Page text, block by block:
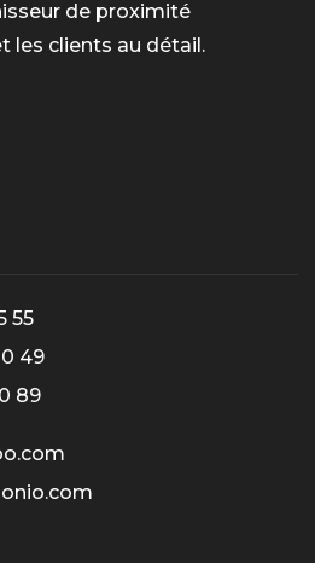
de proximité
les clients au détail.
55
49
89